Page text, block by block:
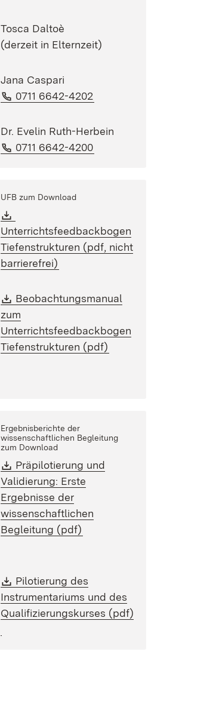
Tosca Daltoè
(derzeit in Elternzeit)
Jana Caspari
Telefon:
0711 6642-4202
Dr. Evelin Ruth-Herbein
Telefon:
0711 6642-4200
UFB zum Download
Unterrichtsfeedbackbogen
Tiefenstrukturen (pdf, nicht
barrierefrei)
Download:
Beobachtungsmanual
zum
Unterrichtsfeedbackbogen
Tiefenstrukturen (pdf)
Ergebnisberichte der
wissenschaftlichen Begleitung
zum Download
Download:
Präpilotierung und
Validierung: Erste
Ergebnisse der
wissenschaftlichen
Begleitung (pdf)
Download:
Pilotierung des
Instrumentariums und des
Qualifizierungskurses (pdf)